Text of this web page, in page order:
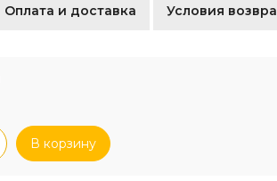
Оплата и доставка Условия
В корзину